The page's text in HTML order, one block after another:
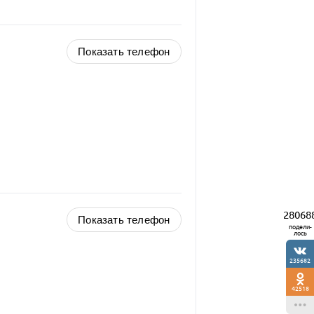
Показать телефон
Показать телефон
подели-
лось
235682
42518